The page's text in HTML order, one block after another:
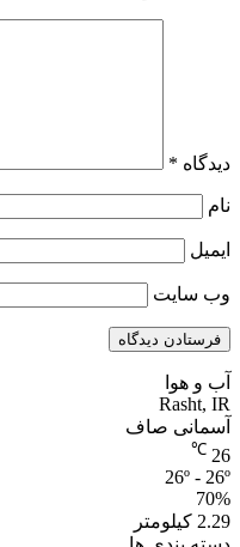
دیدگاه *
نام
ایمیل
وب‌ سایت
آب و هوا
Rasht, IR
آسمانی صاف
26
℃
26º - 26º
70%
2.29 کیلومتر